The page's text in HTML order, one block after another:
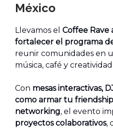
México
Llevamos el Coffee Rave
fortalecer el programa
reunir comunidades en
música, café y creatividad.
Con mesas interactivas,
como armar tu
networking, el evento
proyectos colaborativos,